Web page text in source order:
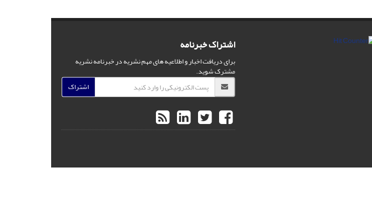
اشتراک خبرنامه
برای دریافت اخبار و اطلاعیه های مهم نشریه در خبرنامه نشریه
مشترک شوید.
اشتراک